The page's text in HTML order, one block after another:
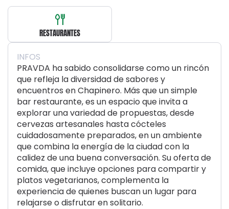
RESTAURANTES
INFOS
PRAVDA ha sabido consolidarse como un rincón
que refleja la diversidad de sabores y
encuentros en Chapinero. Más que un simple
bar restaurante, es un espacio que invita a
explorar una variedad de propuestas, desde
cervezas artesanales hasta cócteles
cuidadosamente preparados, en un ambiente
que combina la energía de la ciudad con la
calidez de una buena conversación. Su oferta de
comida, que incluye opciones para compartir y
platos vegetarianos, complementa la
experiencia de quienes buscan un lugar para
relajarse o disfrutar en solitario.